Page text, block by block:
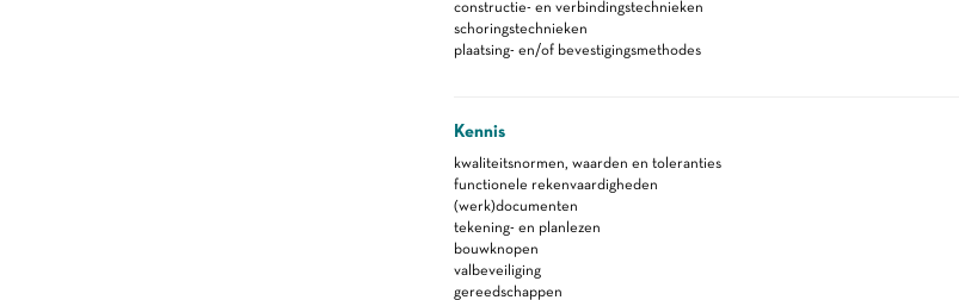
constructie- en verbindingstechnieken
schoringstechnieken
plaatsing- en/of bevestigingsmethodes
Kennis
kwaliteitsnormen, waarden en toleranties
functionele rekenvaardigheden
(werk)documenten
tekening- en planlezen
bouwknopen
valbeveiliging
gereedschappen